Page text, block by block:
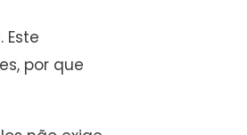
por que